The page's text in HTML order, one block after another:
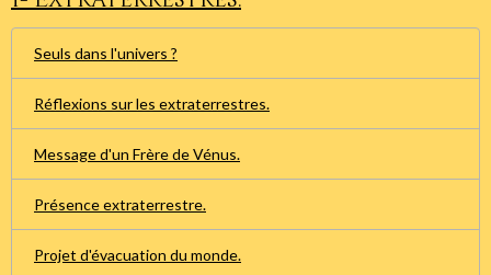
Seuls dans l'univers ?
Réflexions sur les extraterrestres.
Message d'un Frère de Vénus.
Présence extraterrestre.
Projet d'évacuation du monde.